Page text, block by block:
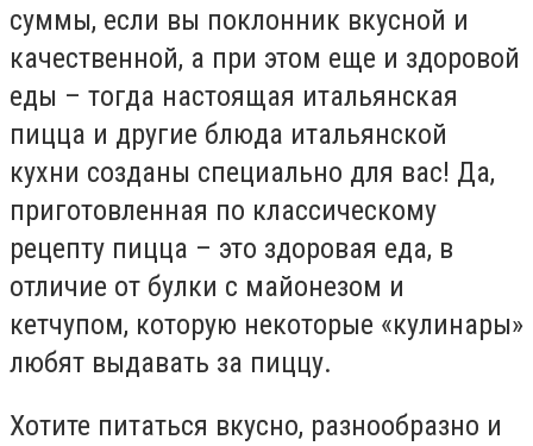
суммы, если вы поклонник вкусной и
качественной, а при этом еще и здоровой
еды – тогда настоящая итальянская
пицца и другие блюда итальянской
кухни созданы специально для вас! Да,
приготовленная по классическому
рецепту пицца – это здоровая еда, в
отличие от булки с майонезом и
кетчупом, которую некоторые «кулинары»
любят выдавать за пиццу.
Хотите питаться вкусно, разнообразно и